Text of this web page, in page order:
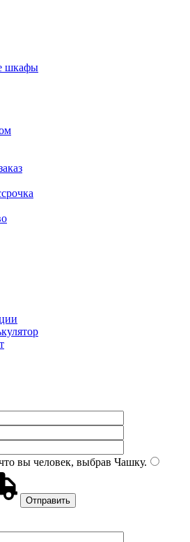
шкафы
вы человек, выбрав Чашку.